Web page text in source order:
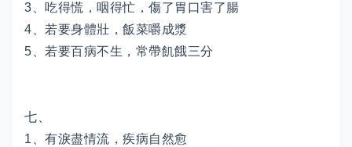
3、吃得慌，咽得忙，傷了胃口害了腸
4、若要身體壯，飯菜嚼成漿
5、若要百病不生，常帶飢餓三分
七、
1、有淚盡情流，疾病自然愈